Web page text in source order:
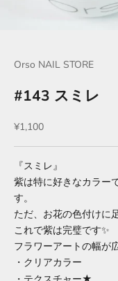
Orso NAIL STORE
#143 スミレ
セール価格
¥1,100
『スミレ』
紫は特に好きなカラー
す。
ただ、お花の色付けに
これで紫は完璧です✨
フラワーアートの幅が
・クリアカラー